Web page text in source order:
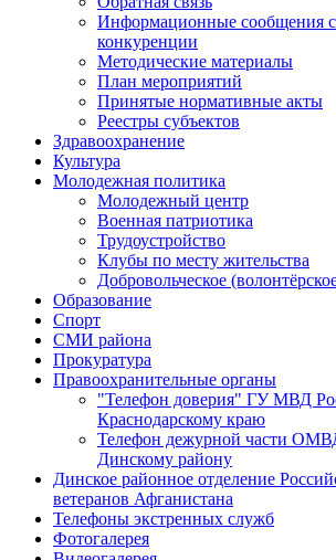
Информационные сообщения
конкуренции
Методические материалы
План мероприятий
Принятые нормативные акты
Реестры субъектов
Здравоохранение
Культура
Молодежная политика
Молодежный центр
Военная патриотика
Трудоустройство
Клубы по месту жительства
Добровольческое
Образование
Спорт
СМИ района
Прокуратура
Правоохранительные органы
"Телефон доверия" ГУ МВД
Краснодарскому краю
Телефон дежурной части
Динскому району
Динское районное отделение
ветеранов Афганистана
Телефоны экстренных служб
Фотогалерея